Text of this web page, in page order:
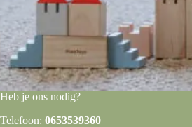
Heb je ons nodig?
Telefoon: 0653539360